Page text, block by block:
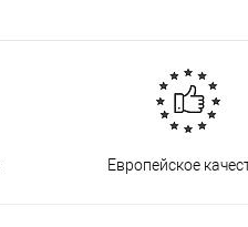
Европейское